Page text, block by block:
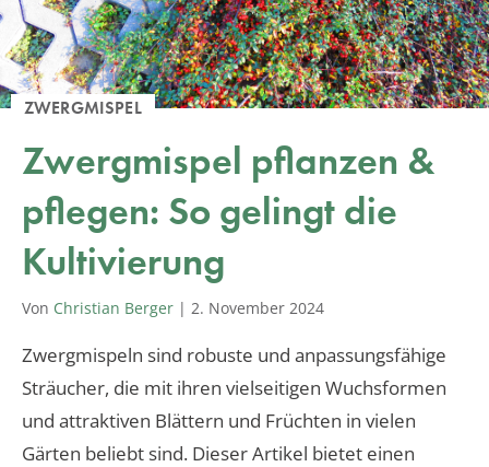
ZWERGMISPEL
Zwergmispel pflanzen &
pflegen: So gelingt die
Kultivierung
Von Christian Berger | 2. November 2024
Zwergmispeln sind robuste und anpassungsfähige
Sträucher, die mit ihren vielseitigen Wuchsformen
und attraktiven Blättern und Früchten in vielen
Gärten beliebt sind. Dieser Artikel bietet einen